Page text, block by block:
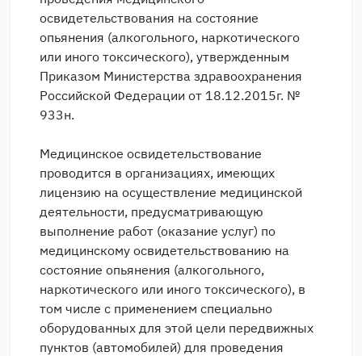
освидетельствования на состояние
опьянения (алкогольного, наркотического
или иного токсического), утвержденным
Приказом Министерства здравоохранения
Российской Федерации от 18.12.2015г. №
933н.
Медицинское освидетельствование
проводится в организациях, имеющих
лицензию на осуществление медицинской
деятельности, предусматривающую
выполнение работ (оказание услуг) по
медицинскому освидетельствованию на
состояние опьянения (алкогольного,
наркотического или иного токсического), в
том числе с применением специально
оборудованных для этой цели передвижных
пунктов (автомобилей) для проведения